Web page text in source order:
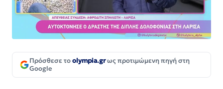
Πρόσθεσε τοolympia.grως προτιμώμενη πηγή στη
Google